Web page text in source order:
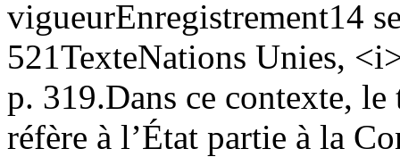
vigueurEnregistrement14
521TexteNations Unies,
p. 319.Dans ce contexte,
réfère à l’État partie à la